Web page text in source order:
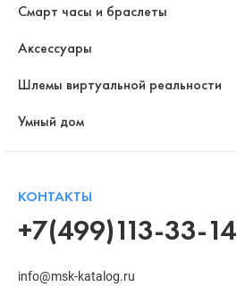
Смарт часы и браслеты
Аксессуары
Шлемы виртуальной реальности
Умный дом
КОНТАКТЫ
+7(499)113-33-14
info@msk-katalog.ru